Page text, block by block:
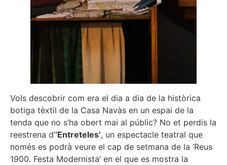
Vols descobrir com era el dia a dia de la històrica
botiga tèxtil de la Casa Navàs en un espai de la
tenda que no s’ha obert mai al públic? No et perdis la
reestrena d’‘Entreteles’, un espectacle teatral que
només es podrà veure el cap de setmana de la ‘Reus
1900. Festa Modernista’ en el que es mostra la